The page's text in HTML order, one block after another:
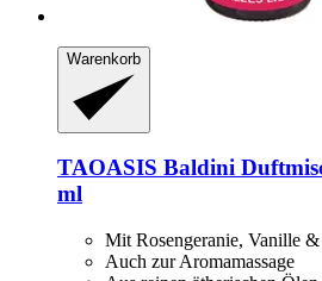
Warenkorb
TAOASIS Baldini
ml
Mit Rosengeranie, Vanille
Auch zur Aromamassage